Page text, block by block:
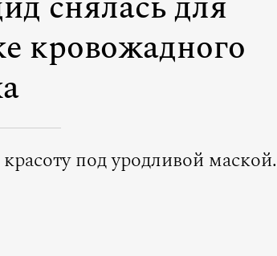
кровожадного
под уродливой маской.